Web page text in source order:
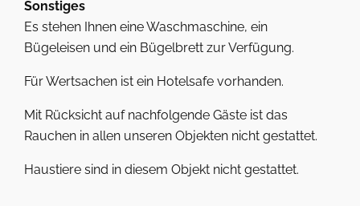
Sonstiges
Es stehen Ihnen eine Waschmaschine, ein
Bügeleisen und ein Bügelbrett zur Verfügung.
Für Wertsachen ist ein Hotelsafe vorhanden.
Mit Rücksicht auf nachfolgende Gäste ist das
Rauchen in allen unseren Objekten nicht gestattet.
Haustiere sind in diesem Objekt nicht gestattet.